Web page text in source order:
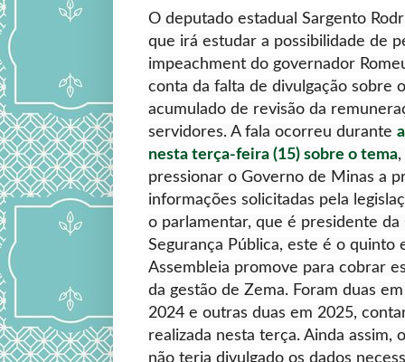
O deputado estadual Sargento
que irá estudar a possibilidade de
impeachment do governador
conta da falta de divulgação sobre
acumulado de revisão da
servidores. A fala ocorreu durante
nesta terça-feira (15) sobre o tema
pressionar o Governo de Minas a
informações solicitadas pela
o parlamentar, que é presidente da
Segurança Pública, este é o quinto
Assembleia promove para cobrar
da gestão de Zema. Foram duas
2024 e outras duas em 2025,
realizada nesta terça. Ainda assim,
não teria divulgado os dados